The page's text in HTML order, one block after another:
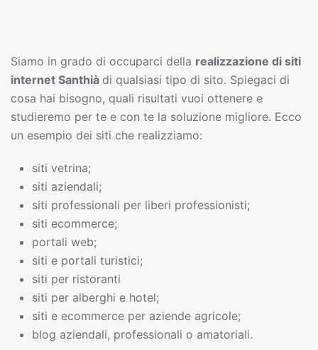
Siamo in grado di occuparci della realizzazione di siti
internet Santhià di qualsiasi tipo di sito. Spiegaci di
cosa hai bisogno, quali risultati vuoi ottenere e
studieremo per te e con te la soluzione migliore. Ecco
un esempio dei siti che realizziamo:
siti vetrina;
siti aziendali;
siti professionali per liberi professionisti;
siti ecommerce;
portali web;
siti e portali turistici;
siti per ristoranti
siti per alberghi e hotel;
siti e ecommerce per aziende agricole;
blog aziendali, professionali o amatoriali.